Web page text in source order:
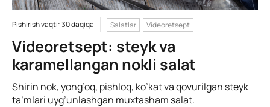
Pishirish vaqti: 30 daqiqa Salatlar Videoretsept
Videoretsept: steyk va
karamellangan nokli salat
Shirin nok, yong’oq, pishloq, ko’kat va qovurilgan steyk
ta’mlari uyg’unlashgan muxtasham salat.